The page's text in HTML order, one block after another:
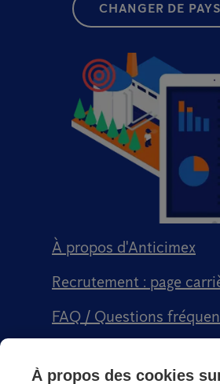
CHANGER DE PAYS
À propos d'Anticimex
Recrutement : page
FAQ / Questions
À propos des cookies